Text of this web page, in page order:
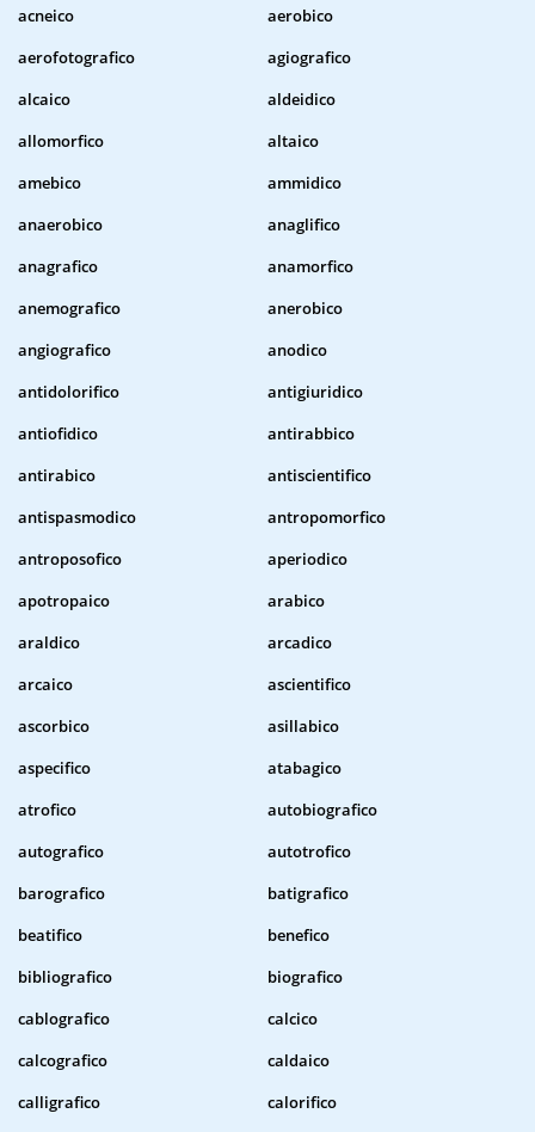
acneico
aerobico
aerofotografico
agiografico
alcaico
aldeidico
allomorfico
altaico
amebico
ammidico
anaerobico
anaglifico
anagrafico
anamorfico
anemografico
anerobico
angiografico
anodico
antidolorifico
antigiuridico
antiofidico
antirabbico
antirabico
antiscientifico
antispasmodico
antropomorfico
antroposofico
aperiodico
apotropaico
arabico
araldico
arcadico
arcaico
ascientifico
ascorbico
asillabico
aspecifico
atabagico
atrofico
autobiografico
autografico
autotrofico
barografico
batigrafico
beatifico
benefico
bibliografico
biografico
cablografico
calcico
calcografico
caldaico
calligrafico
calorifico